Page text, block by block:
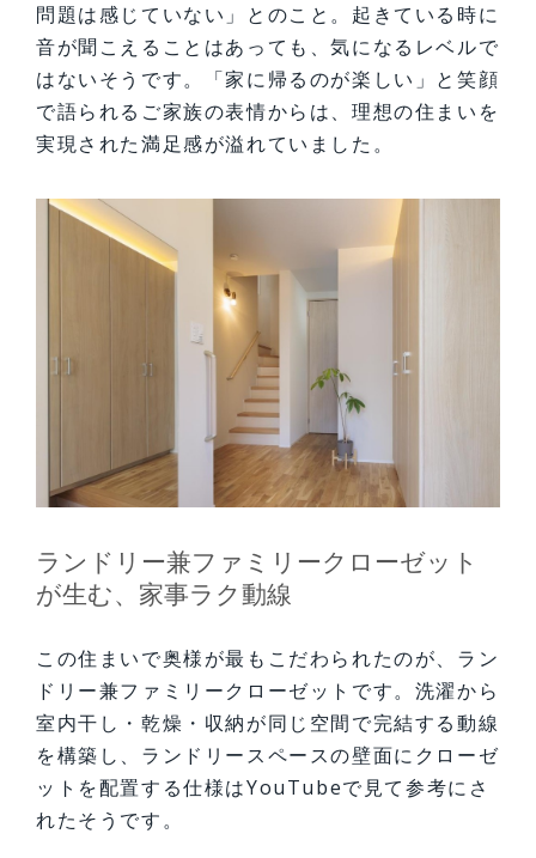
問題は感じていない」とのこと。起きている時に
音が聞こえることはあっても、気になるレベルで
はないそうです。「家に帰るのが楽しい」と笑顔
で語られるご家族の表情からは、理想の住まいを
実現された満足感が溢れていました。
ランドリー兼ファミリークローゼット
が生む、家事ラク動線
この住まいで奥様が最もこだわられたのが、ラン
ドリー兼ファミリークローゼットです。洗濯から
室内干し・乾燥・収納が同じ空間で完結する動線
を構築し、ランドリースペースの壁面にクローゼ
ットを配置する仕様はYouTubeで見て参考にさ
れたそうです。